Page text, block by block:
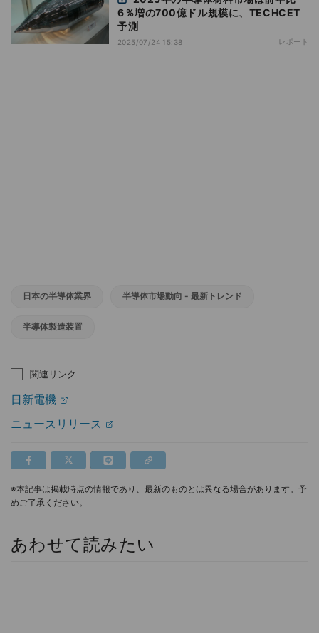
6％増の700億ドル規模に、TECHCET
予測
2025/07/24 15:38 レポート
日本の半導体業界 半導体市場動向 - 最新トレンド
半導体製造装置
関連リンク
日新電機
ニュースリリース
※本記事は掲載時点の情報であり、最新のものとは異なる場合があります。予
めご了承ください。
あわせて読みたい